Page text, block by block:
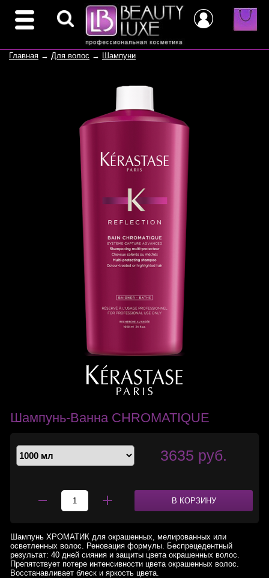
Главная → Для волос → Шампуни
Шампунь-Ванна CHROMATIQUE
3635 руб.
В КОРЗИНУ
Шампунь ХРОМАТИК для окрашенных, мелированных или
осветленных волос. Реновация формулы. Беспрецедентный
результат: 40 дней сияния и защиты цвета окрашенных волос.
Препятствует потере интенсивности цвета окрашенных волос.
Восстанавливает блеск и яркость цвета.